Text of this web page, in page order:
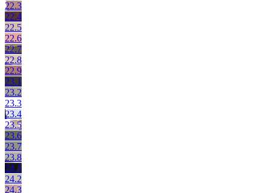
22.3
22.4
22.5
22.6
22.7
22.8
22.9
23.1
23.2
23.3
23.4
23.5
23.6
23.7
23.8
24.1
24.2
24.3